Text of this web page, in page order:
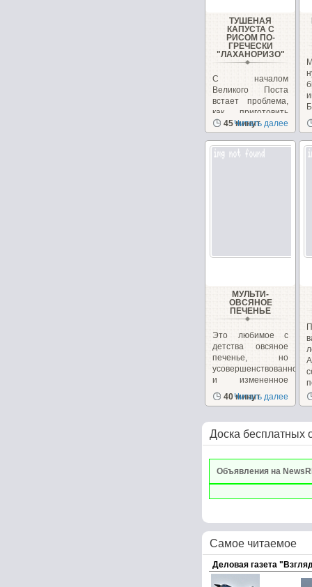
ТУШЕНАЯ
КАПУСТА С
РИСОМ ПО-
ГРЕЧЕСКИ
"ЛАХАНОРИЗО"
С началом
Великого Поста
встает проблема,
как приготовить
вкусные и
питательные...
45 минут
Читать далее
МУЛЬТИ-
ОВСЯНОЕ
ПЕЧЕНЬЕ
Это любимое с
детства овсяное
печенье, но
усовершенствованное
и измененное
для...
40 минут
Читать далее
Доска бесплатных
Объявления на
Самое читаемое